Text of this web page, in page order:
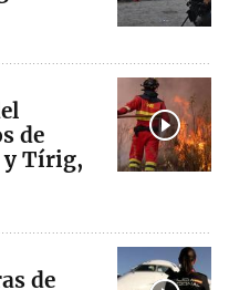
de
y Tírig,
de